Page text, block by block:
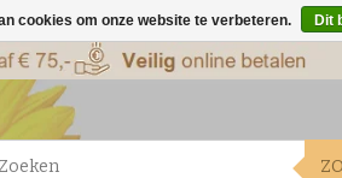
cookies om onze website te verbeteren. Dit